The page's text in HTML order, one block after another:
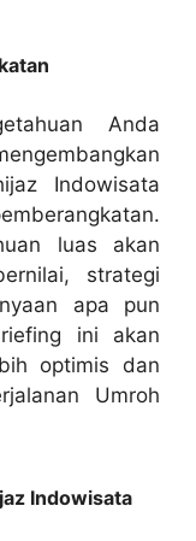
Anda
Indowisata
luas akan
strategi
apa pun
ini akan
optimis dan
Umroh
Indowisata